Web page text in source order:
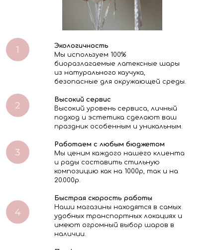
Экологичность
Мы используем 100%
биоразлагаемые латексные шары
из натурального каучука,
безопасные для окружающей среды.
Высокий сервис
Высокий уровень сервиса, личный
подход и эстетика сделают ваш
праздник особенным и уникальным.
Работаем с любым бюджетом
Мы ценим каждого нашего клиента
и рады составить стильную
композицию как на 1000р, так и на
20.000р.
Быстрая скорость работы
Наши магазины находятся в самых
удобных транспортных локациях и
имеют огромный выбор шаров в
наличии.